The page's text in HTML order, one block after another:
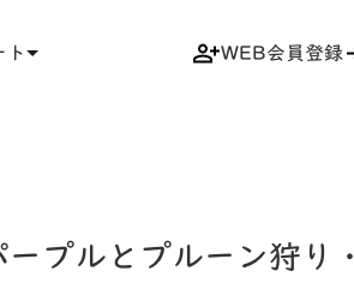
ト WEB会員登録
プルとプルーン狩り・